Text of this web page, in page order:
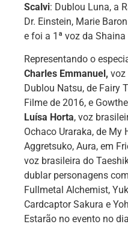
Scalvi: Dublou Luna, a
Dr. Einstein, Marie
e foi a 1ª voz da
Representando o
Charles Emmanuel, voz
Dublou Natsu, de Fairy
Filme de 2016, e
Luísa Horta, voz
Ochaco Uraraka, de My
Aggretsuko, Aura, em
voz brasileira do
dublar personagens
Fullmetal Alchemist,
Cardcaptor Sakura e
Estarão no evento no dia